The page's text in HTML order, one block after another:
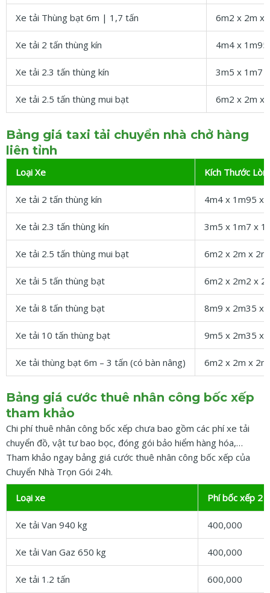
Xe tải Thùng bạt 6m | 1,7 tấn 6m2 x 2m x
Xe tải 2 tấn thùng kín 4m4 x
Xe tải 2.3 tấn thùng kín 3m5 x 1m7
Xe tải 2.5 tấn thùng mui bạt 6m2 x 2m x
Bảng giá taxi tải chuyển nhà chở hàng
liên tỉnh
Loại Xe Kích Thước
Xe tải 2 tấn thùng kín 4m4 x 1m95 x
Xe tải 2.3 tấn thùng kín 3m5 x 1m7 x
Xe tải 2.5 tấn thùng mui bạt 6m2 x 2m x 2m
Xe tải 5 tấn thùng bạt 6m2 x 2m2 x
Xe tải 8 tấn thùng bạt 8m9 x 2m35 x
Xe tải 10 tấn thùng bạt 9m5 x 2m35 x
Xe tải thùng bạt 6m – 3 tấn (có bàn nâng) 6m2 x 2m x
Bảng giá cước thuê nhân công bốc xếp
tham khảo
Chi phí thuê nhân công bốc xếp chưa bao gồm các phí xe tải
chuyển đồ, vật tư bao bọc, đóng gói bảo hiểm hàng hóa,…
Tham khảo ngay bảng giá cước thuê nhân công bốc xếp của
Chuyển Nhà Trọn Gói 24h.
Loại xe Phí bốc xếp 2
Xe tải Van 940 kg 400,000
Xe tải Van Gaz 650 kg 400,000
Xe tải 1.2 tấn 600,000